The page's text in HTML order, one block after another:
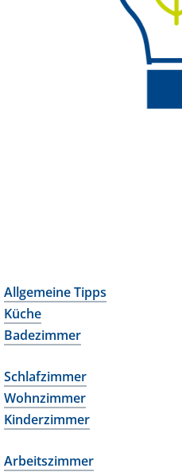
Allgemeine Tipps
Küche
Badezimmer
Schlafzimmer
Wohnzimmer
Kinderzimmer
Arbeitszimmer